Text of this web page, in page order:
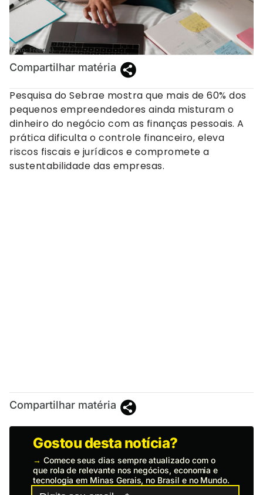
(Foto: Freepik).
Compartilhar matéria
Pesquisa do Sebrae mostra que mais de 60% dos
pequenos empreendedores ainda misturam o
dinheiro do negócio com as finanças pessoais. A
prática dificulta o controle financeiro, eleva
riscos fiscais e jurídicos e compromete a
sustentabilidade das empresas.
Compartilhar matéria
Gostou desta notícia?
→ Comece seus dias sempre atualizado com o
que rola de relevante nos negócios, economia e
tecnologia em Minas Gerais, no Brasil e no Mundo.